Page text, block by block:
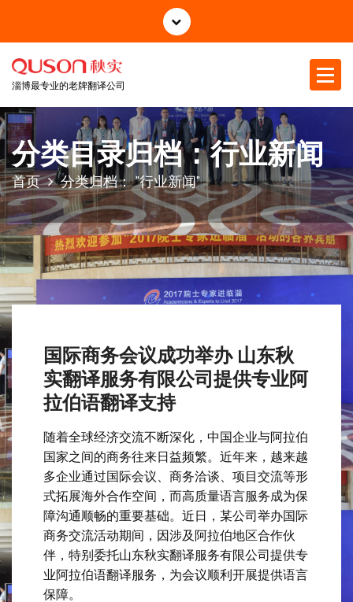
正
淄博最专业的老牌翻译公司
分类目录归档：行业新闻
首页 分类归档： "行业新闻"
国际商务会议成功举办 山东秋
实翻译服务有限公司提供专业阿
拉伯语翻译支持
随着全球经济交流不断深化，中国企业与阿拉伯
国家之间的商务往来日益频繁。近年来，越来越
多企业通过国际会议、商务洽谈、项目交流等形
式拓展海外合作空间，而高质量语言服务成为保
障沟通顺畅的重要基础。近日，某公司举办国际
商务交流活动期间，因涉及阿拉伯地区合作伙
伴，特别委托山东秋实翻译服务有限公司提供专
业阿拉伯语翻译服务，为会议顺利开展提供语言
保障。